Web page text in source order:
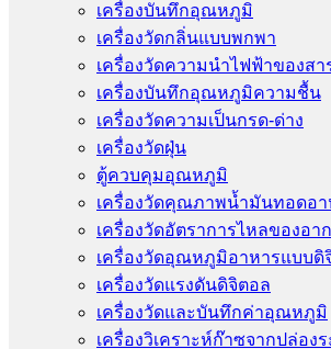
เครื่องบันทึกอุณหภูมิ
เครื่องวัดกลิ่นแบบพกพา
เครื่องวัดความนําไฟฟ้าของสา
เครื่องบันทึกอุณหภูมิความชื้น
เครื่องวัดความเป็นกรด-ด่าง
เครื่องวัดฝุ่น
ตู้ควบคุมอุณหภูมิ
เครื่องวัดคุณภาพน้ำมันทอดอา
เครื่องวัดอัตราการไหลของอา
เครื่องวัดอุณหภูมิอาหารแบบดิ
เครื่องวัดแรงดันดิจิตอล
เครื่องวัดและบันทึกค่าอุณหภูมิ
เครื่องวิเคราะห์ก๊าซจากปล่องร